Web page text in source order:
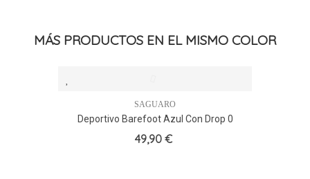
MÁS PRODUCTOS EN EL MISMO COLOR
SAGUARO
Deportivo Barefoot Azul Con Drop 0
Saguaro Fast I, Natural
49,90 €